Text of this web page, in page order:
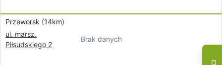
Przeworsk (14km)
ul. marsz.
Piłsudskiego 2
Brak danych